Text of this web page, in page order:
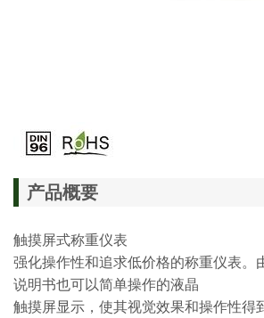
产品概要
触摸屏式称重仪表
强化操作性和追求低价格的称重仪表。
说明书也可以简单操作的液晶
触摸屏显示，使其视觉效果和操作性得